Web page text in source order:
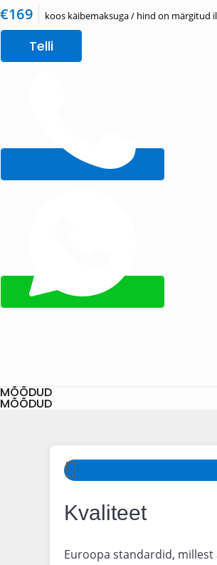
€169 koos käibemaksuga / hind on märgitud
Telli
MÕÕDUD
MÕÕDUD
Kvaliteet
Euroopa standardid,